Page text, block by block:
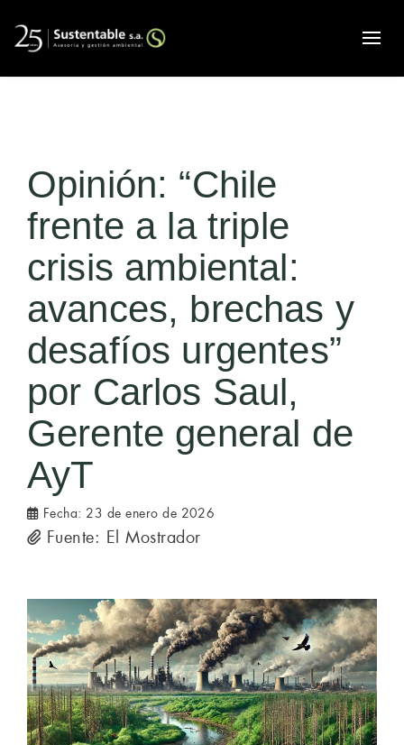
Opinión: “Chile
frente a la triple
crisis ambiental:
avances, brechas y
desafíos urgentes”
por Carlos Saul,
Gerente general de
AyT
Fecha: 23 de enero de 2026
Fuente: El Mostrador